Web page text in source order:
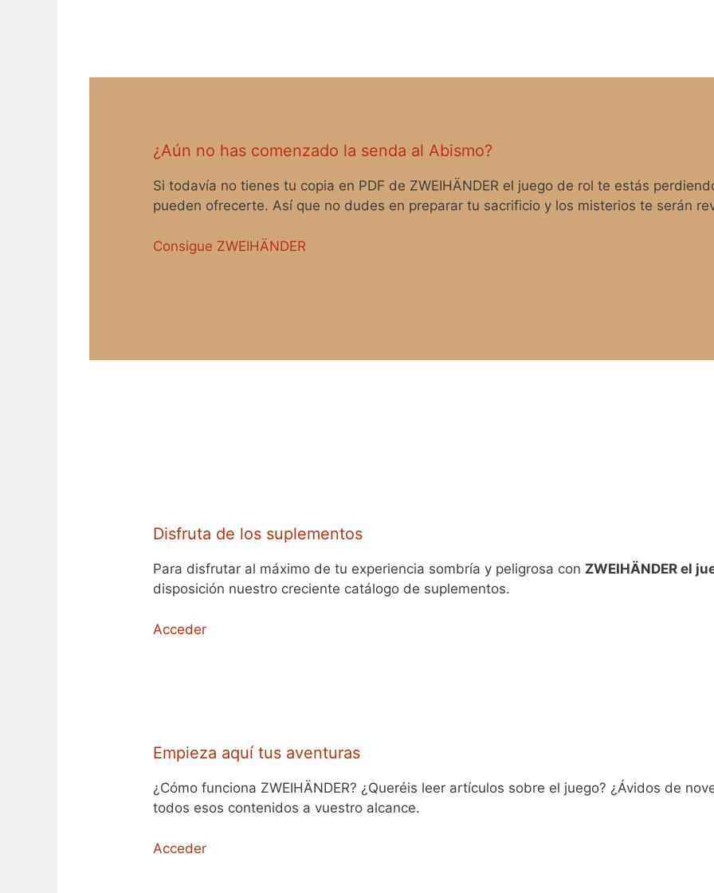
¿Aún no has comenzado la senda al Abismo?
Si todavía no tienes tu copia en PDF de ZWEIHÄNDER el juego de rol te estás
pueden ofrecerte. Así que no dudes en preparar tu sacrificio y los misterios te serán
Consigue ZWEIHÄNDER
Disfruta de los suplementos
Para disfrutar al máximo de tu experiencia sombría y peligrosa con ZWEIHÄNDER el
disposición nuestro creciente catálogo de suplementos.
Acceder
Empieza aquí tus aventuras
¿Cómo funciona ZWEIHÄNDER? ¿Queréis leer artículos sobre el juego? ¿Ávidos de
todos esos contenidos a vuestro alcance.
Acceder